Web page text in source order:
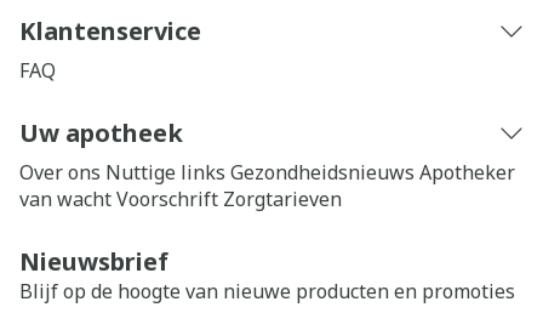
Klantenservice
FAQ
Uw apotheek
Over ons Nuttige links Gezondheidsnieuws Apotheker
van wachtVoorschrift Zorgtarieven
Nieuwsbrief
Blijf op de hoogte van nieuwe producten en promoties